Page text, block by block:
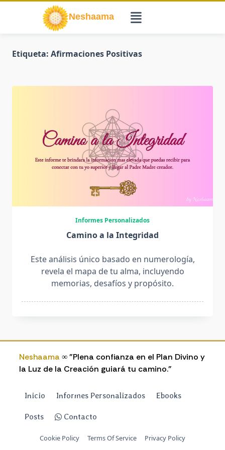
Etiqueta: Afirmaciones Positivas
Informes Personalizados
Camino a la Integridad
Este análisis único basado en numerología,
revela el mapa de tu alma, incluyendo
memorias, desafíos y propósito.
Neshaama ∞ "Plena confianza en el Plan Divino y
la Luz de la Creación guiará tu camino."
Inicio Informes Personalizados Ebooks
Posts Contacto
Cookie Policy Terms Of Service Privacy Policy